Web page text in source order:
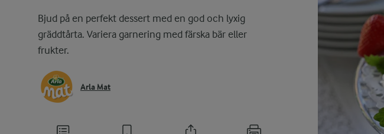
Bjud på en perfekt dessert med en god och lyxig
gräddtårta. Variera garnering med färska bär eller
frukter.
Arla Mat